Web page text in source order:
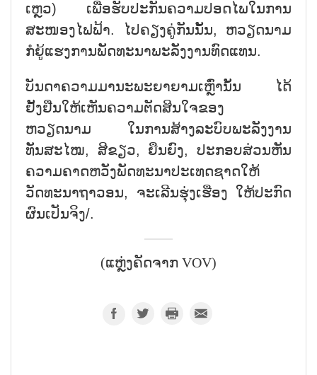
ເຫຼວ) ເພື່ອຮັບປະກັນຄວາມປອດໄພໃນການ
ສະໜອງໄຟຟ້າ. ໄປຄຽງຄູ່ກັນນັ້ນ, ຫວຽດນາມ
ກໍຍູ້ແຮງການພັດທະນາພະລັງງານທົດແທນ.
ບັນດາຄວາມມານະພະຍາຍາມເຫຼົ່ານັ້ນ ໄດ້
ຢັ້ງຢືນໃຫ້ເຫັນຄວາມຕັດສິນໃຈຂອງ
ຫວຽດນາມ ໃນການສ້າງລະບົບພະລັງງານ
ທັນສະໄໝ, ສີຂຽວ, ຍືນຍົງ, ປະກອບສ່ວນຫັນ
ຄວາມຄາດຫວັງພັດທະນາປະເທດຊາດໃຫ້
ວັດທະນາຖາວອນ, ຈະເລີນຮຸ່ງເຮືອງ ໃຫ້ປະກົດ
ຜົນເປັນຈິງ/.
(ແຫຼ່ງຄັດຈາກ VOV)